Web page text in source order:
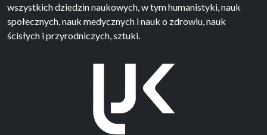
wszystkich dziedzin naukowych, w tym humanistyki, nauk
społecznych, nauk medycznych i nauk o zdrowiu, nauk
ścisłych i przyrodniczych, sztuki.